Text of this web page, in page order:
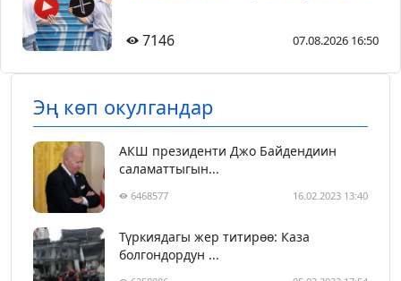
7146 07.08.2026 16:50
Эң көп окулгандар
АКШ президенти Джо Байдендиин
саламаттыгын...
6468577 16.02.2023 13:40
Түркиядагы жер титирөө: Каза
болгондордун ...